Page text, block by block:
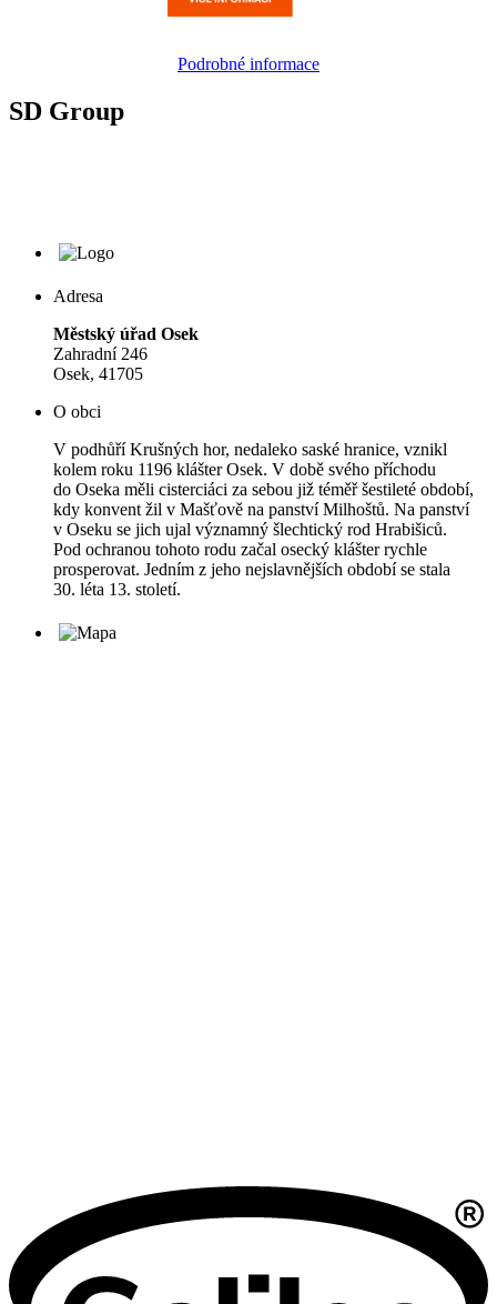
Podrobné informace
SD Group
Adresa
Městský úřad Osek
Zahradní 246
Osek, 41705
O obci
V podhůří Krušných hor, nedaleko saské hranice, vznikl
kolem roku 1196 klášter Osek. V době svého příchodu
do Oseka měli cisterciáci za sebou již téměř šestileté období,
kdy konvent žil v Mašťově na panství Milhoštů. Na panství
v Oseku se jich ujal významný šlechtický rod Hrabišiců.
Pod ochranou tohoto rodu začal osecký klášter rychle
prosperovat. Jedním z jeho nejslavnějších období se stala
30. léta 13. století.